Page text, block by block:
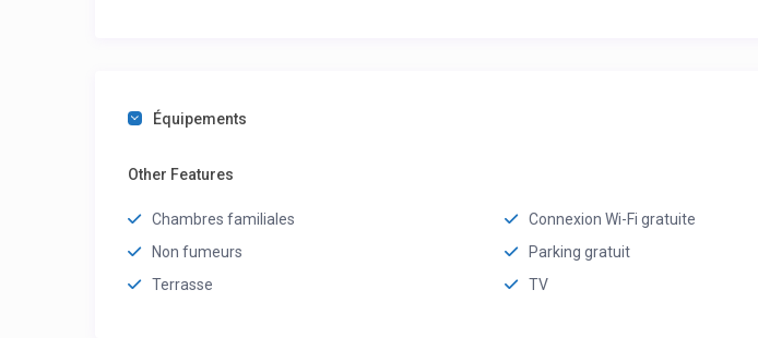
Équipements
Other Features
Chambres familiales
Connexion Wi-Fi gratuite
Non fumeurs
Parking gratuit
Terrasse
TV